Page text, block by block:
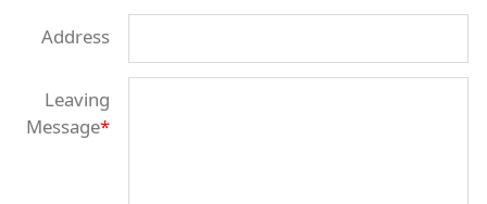
Address
Leaving
Message*